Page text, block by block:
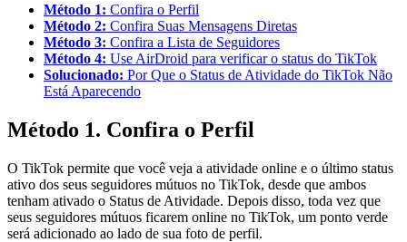
Método 1: Confira o Perfil
Método 2: Confira Suas Mensagens Diretas
Método 3: Confira a Lista de Seguidores
Método 4: Use AirDroid para verificar o status do TikTok
Solucionado: Por Que o Status de Atividade do TikTok Não
Está Aparecendo
Método 1. Confira o Perfil
O TikTok permite que você veja a atividade online e o último status
ativo dos seus seguidores mútuos no TikTok, desde que ambos
tenham ativado o Status de Atividade. Depois disso, toda vez que
seus seguidores mútuos ficarem online no TikTok, um ponto verde
será adicionado ao lado de sua foto de perfil.